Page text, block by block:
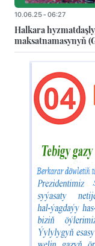
10.06.25 - 06:27
Halkara
maksatnamasynyň